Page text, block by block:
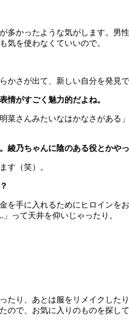
かったような気がします。男
気を使わなくていいので。
さが出て、新しい自分を発見で
がすごく魅力的だよね。
さんみたいなはかなさがある
乃ちゃんに陰のある役とかやっ
す（笑）。
手に入れるためにヒロインを
って天井を仰いじゃったり。
り、あとは服をリメイクした
ので、お気に入りのものを探して